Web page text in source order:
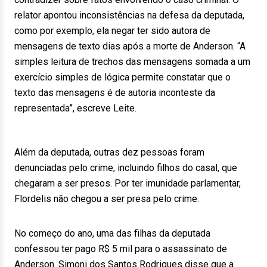
relator apontou inconsistências na defesa da deputada,
como por exemplo, ela negar ter sido autora de
mensagens de texto dias após a morte de Anderson. “A
simples leitura de trechos das mensagens somada a um
exercício simples de lógica permite constatar que o
texto das mensagens é de autoria inconteste da
representada”, escreve Leite.
Além da deputada, outras dez pessoas foram
denunciadas pelo crime, incluindo filhos do casal, que
chegaram a ser presos. Por ter imunidade parlamentar,
Flordelis não chegou a ser presa pelo crime.
No começo do ano, uma das filhas da deputada
confessou ter pago R$ 5 mil para o assassinato de
Anderson. Simoni dos Santos Rodrigues disse que a